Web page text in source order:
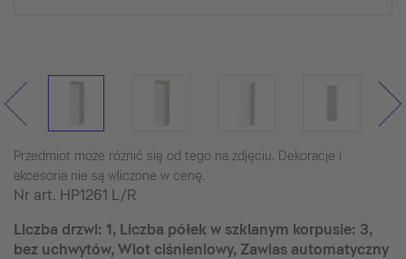
Przedmiot może różnić się od tego na zdjęciu. Dekoracje i
akcesoria nie są wliczone w cenę.
Nr art. HP1261 L/R
Liczba drzwi: 1, Liczba półek w szklanym korpusie: 3,
bez uchwytów, Wlot ciśnieniowy, Zawias automatyczny